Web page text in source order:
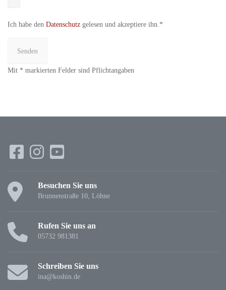
Ich habe den Datenschutz gelesen und akzeptiere ihn.*
Mit * markierten Felder sind Pflichtangaben
Besuchen Sie uns
Brunnenstraße 10, Löhne
Rufen Sie uns an
05732 981381
Schreiben Sie uns
ina@koshin.de